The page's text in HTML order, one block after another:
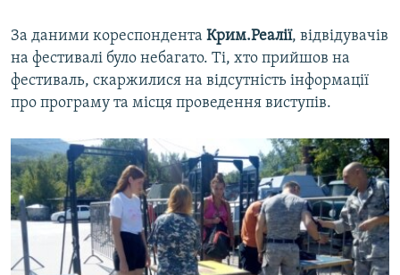
За даними кореспондента Крим.Реалії, відвідувачів
на фестивалі було небагато. Ті, хто прийшов на
фестиваль, скаржилися на відсутність інформації
про програму та місця проведення виступів.